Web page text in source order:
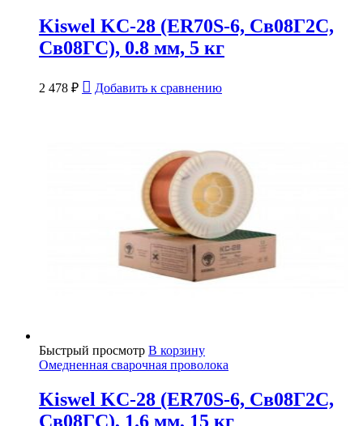
Kiswel KC-28 (ER70S-6, Св08Г2С,
Св08ГС), 0.8 мм, 5 кг
2 478 ₽ Добавить к сравнению
Быстрый просмотр В корзину
Омедненная сварочная проволока
Kiswel KC-28 (ER70S-6, Св08Г2С,
Св08ГС), 1.6 мм, 15 кг